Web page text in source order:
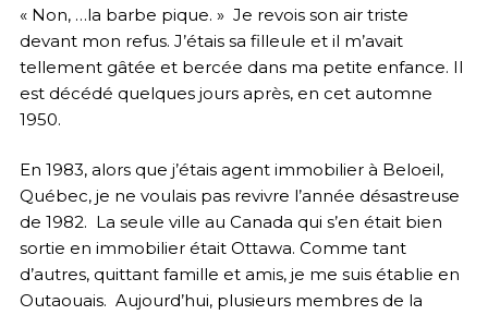
« Non, …la barbe pique. » Je revois son air triste
devant mon refus. J’étais sa filleule et il m’avait
tellement gâtée et bercée dans ma petite enfance. Il
est décédé quelques jours après, en cet automne
1950.
En 1983, alors que j’étais agent immobilier à Beloeil,
Québec, je ne voulais pas revivre l’année désastreuse
de 1982. La seule ville au Canada qui s’en était bien
sortie en immobilier était Ottawa. Comme tant
d’autres, quittant famille et amis, je me suis établie en
Outaouais. Aujourd’hui, plusieurs membres de la